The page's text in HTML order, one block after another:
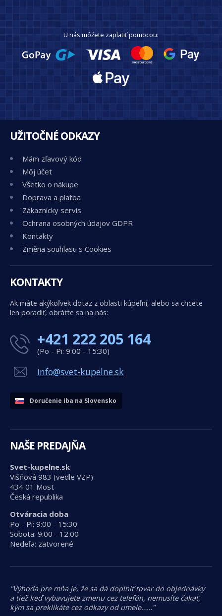
U nás môžete zaplatiť pomocou:
UŽITOČNÉ ODKAZY
Mám zľavový kód
Môj účet
Všetko o nákupe
Doprava a platba
Zákaznícky servis
Ochrana osobných údajov GDPR
Kontakty
Změna souhlasu s Cookies
KONTAKTY
Ak máte akýkoľvek dotaz z oblasti kúpeľní, alebo sa chcete
len poradiť, obráťte sa na nás:
+421 222 205 164
(Po - Pi: 9:00 - 15:30)
info@svet-kupelne.sk
Doručenie iba na Slovensko
NAŠE PREDAJŇA
Svet-kupelne.sk
Višňová 983 (vedle VZP)
434 01 Most
Česká republika
Otváracia doba
Po - Pi: 9:00 - 15:30
Sobota: 9:00 - 12:00
Nedeľa: zatvorené
"Výhoda pre mňa je, že sa dá doplniť tovar do objednávky
a tiež keď vybavujete zmenu cez telefón, nemusíte čakať,
kým sa preklikáte cez odkazy od umele……"